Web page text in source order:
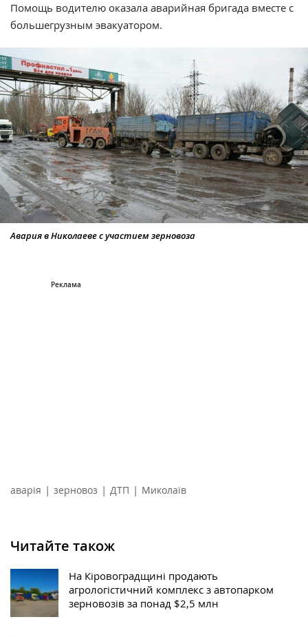
Помощь водителю оказала аварийная бригада вместе с
большегрузным эвакуатором.
Авария в Николаеве с участием зерновоза
аварія | зерновоз | ДТП | Миколаїв
Читайте також
На Кіровоградщині продають
агрологістичний комплекс з автопарком
зерновозів за понад $2,5 млн